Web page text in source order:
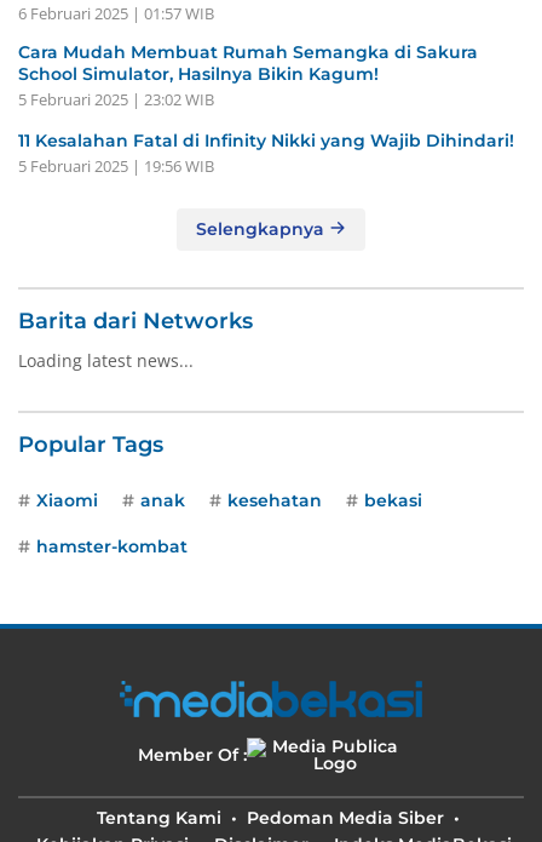
6 Februari 2025 | 01:57 WIB
Cara Mudah Membuat Rumah Semangka di Sakura
School Simulator, Hasilnya Bikin Kagum!
5 Februari 2025 | 23:02 WIB
11 Kesalahan Fatal di Infinity Nikki yang Wajib Dihindari!
5 Februari 2025 | 19:56 WIB
Selengkapnya
Barita dari Networks
Loading latest news...
Popular Tags
Xiaomi anak kesehatan bekasi
hamster-kombat
Member Of :
Tentang Kami
Pedoman Media Siber